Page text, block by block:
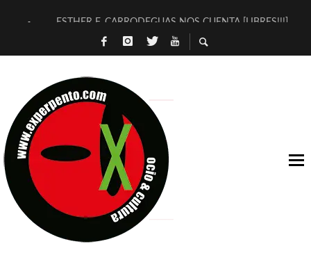
ESTHER F. CARRODEGUAS NOS CUENTA [LIBRES!!!]
[TERRA DE GUAPES] DE SANDRA MONFORT
TIMBRE 4, LA ESCUELA DEL DIRECTOR TEATRAL CLAUDIO
30 AÑOS (NO ES NADA) DE LA KATARSIS DEL TOMATAZO
MILITARES JUDÍAS EN #EXVITA
D’BALDOMEROS REINVENTAN [BITÁCORA 3.0] EN EXVITA
MARSHALL FLASH PRESENTA EN EXVITA [RELATIVA
JOFRE BARDAGÍ EN EXVITA INTERPRETANDO A SERRAT